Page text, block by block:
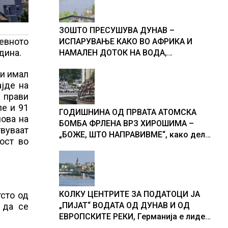
имал
на
и 91
на
во
од
да се
ЗОШТО ПРЕСУШУВА ДУНАВ –
ИСПАРУВАЊЕ КАКО ВО АФРИКА И
НАМАЛЕН ДОТОК НА ВОДА,
Србија
ГОДИШНИНА ОД ПРВАТА АТОМСКА
БОМБА ФРЛЕНА ВРЗ ХИРОШИМА –
„БОЖЕ, ШТО НАПРАВИВМЕ“, како дел
учесниците во бомбардирањето го
доживуваа овој настан што го
промени текот на историјата
КОЛКУ ЦЕНТРИТЕ ЗА ПОДАТОЦИ ЈА
„ПИЈАТ“ ВОДАТА ОД ДУНАВ И ОД
ЕВРОПСКИТЕ РЕКИ, Германија е лидер